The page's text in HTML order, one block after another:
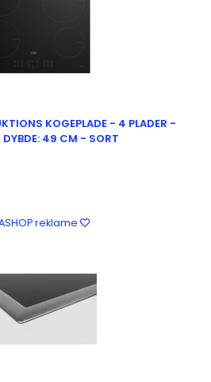
KOGEPLADE - 4 PLADER -
49 CM - SORT
reklame